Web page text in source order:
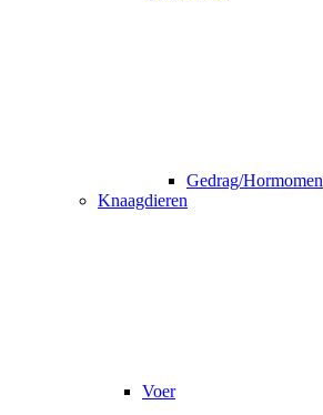
Gedrag/Hormomen
Knaagdieren
Voer